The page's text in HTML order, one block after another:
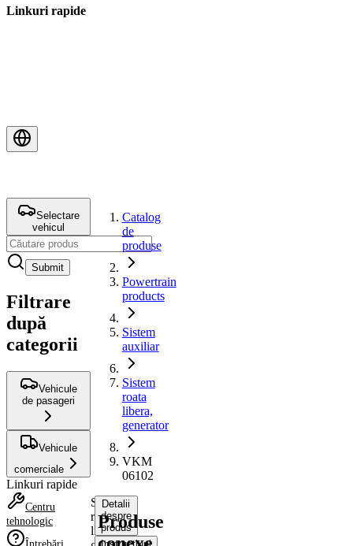
Linkuri rapide
Selectare
vehicul
Submit
Filtrare
după
categorii
Vehicule
de pasageri
Vehicule
comerciale
Linkuri rapide
Centru
tehnologic
Catalog
de
produse
Powertrain
products
Sistem
auxiliar
Sistem
roata
libera,
generator
VKM
06102
Sistem
roata
libera,
Detalii
despre
produs
Produse